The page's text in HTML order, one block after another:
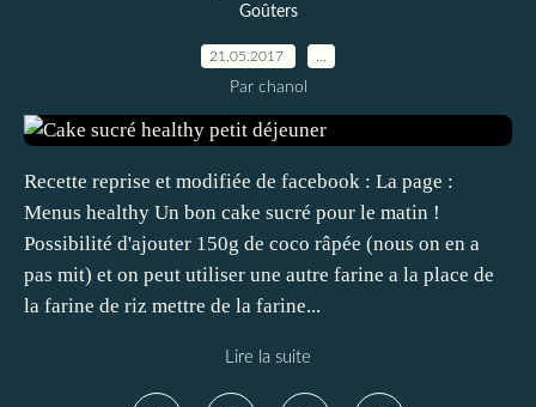
Goûters
21.05.2017
Par chanol
Recette reprise et modifiée de facebook : La page :
Menus healthy Un bon cake sucré pour le matin !
Possibilité d'ajouter 150g de coco râpée (nous on en a
pas mit) et on peut utiliser une autre farine a la place de
la farine de riz mettre de la farine...
Lire la suite